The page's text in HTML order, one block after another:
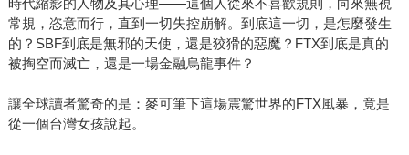
時代縮影的人物及其心理——這個人從來不喜歡規則，向來無視
常規，恣意而行，直到一切失控崩解。到底這一切，是怎麼發生
的？SBF到底是無邪的天使，還是狡猾的惡魔？FTX到底是真的
被掏空而滅亡，還是一場金融烏龍事件？
讓全球讀者驚奇的是：麥可筆下這場震驚世界的FTX風暴，竟是
從一個台灣女孩說起。